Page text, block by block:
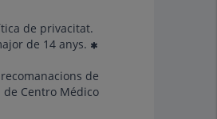
de privacitat.
de 14 anys.
de
Centro Médico